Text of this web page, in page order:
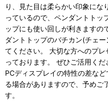
り、見た目は柔らかい印象にな
っているので、ペンダントトッ
ップにも使い回しが利きますの
ダントトップのバチカン(チェ
てください。 大切な方へのプ
っております。 ぜひご活用く
PCディスプレイの特性の差な
る場合がありますので、予めご
す。